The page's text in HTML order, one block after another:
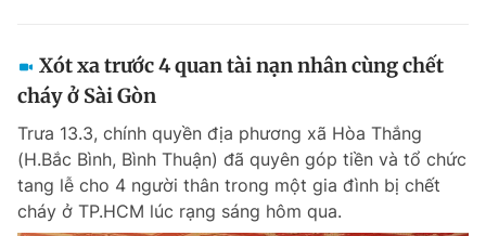
Xót xa trước 4 quan tài nạn nhân cùng chết
cháy ở Sài Gòn
Trưa 13.3, chính quyền địa phương xã Hòa Thắng
(H.Bắc Bình, Bình Thuận) đã quyên góp tiền và tổ chức
tang lễ cho 4 người thân trong một gia đình bị chết
cháy ở TP.HCM lúc rạng sáng hôm qua.